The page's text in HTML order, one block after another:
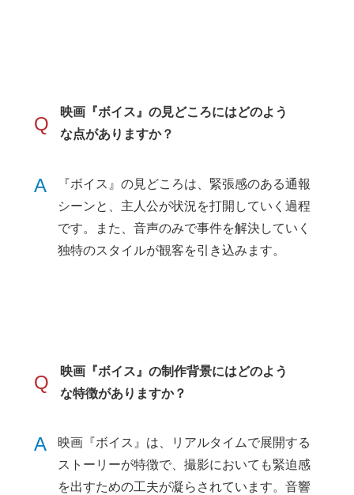
Q
映画『ボイス』の見どころにはどのよう
な点がありますか？
A
『ボイス』の見どころは、緊張感のある通報
シーンと、主人公が状況を打開していく過程
です。また、音声のみで事件を解決していく
独特のスタイルが観客を引き込みます。
Q
映画『ボイス』の制作背景にはどのよう
な特徴がありますか？
A
映画『ボイス』は、リアルタイムで展開する
ストーリーが特徴で、撮影においても緊迫感
を出すための工夫が凝らされています。音響